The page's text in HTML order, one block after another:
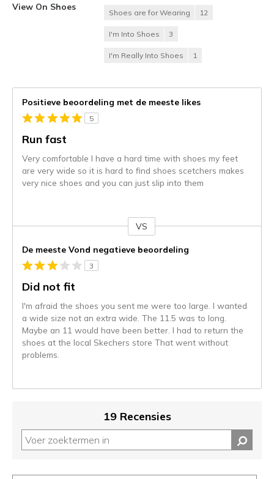
View On Shoes
Shoes are for Wearing 12
I'm Into Shoes 3
I'm Really Into Shoes 1
Positieve beoordeling met de meeste likes
5
Run fast
Very comfortable I have a hard time with shoes my feet
are very wide so it is hard to find shoes scetchers makes
very nice shoes and you can just slip into them
content
wordt
momenteel
gemigreerd
de
niejee
page_id.
kunt
status
controleren
op
page
VS
De meeste Vond negatieve beoordeling
3
Did not fit
I'm afraid the shoes you sent me were too large. I wanted
a wide size not an extra wide. The 11.5 was to long.
Maybe an 11 would have been better. I had to return the
shoes at the local Skechers store That went without
problems.
19 Recensies